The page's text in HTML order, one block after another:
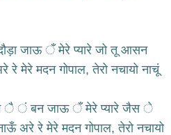
जाऊ ँ मेरे प्यारे जो तू आसन
रे मेरे मदन गोपाल, तेरो नचायो नाचूं
म ै ं बन जाऊ ँ मेरे प्यारे जैस
अरे रे मेरे मदन गोपाल, तेरो नचायो